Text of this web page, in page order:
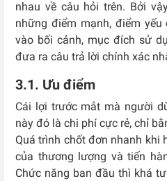
nhau về câu hỏi trên. Bởi
những điểm mạnh, điểm
vào bối cảnh, mục đích sử
đưa ra câu trả lời chính xác
3.1. Ưu điểm
Cái lợi trước mắt mà người
này đó là chi phí cực rẻ, chỉ
Quá trình chốt đơn nhanh khi
của thương lượng và tiến
Chức năng ban đầu thì khá